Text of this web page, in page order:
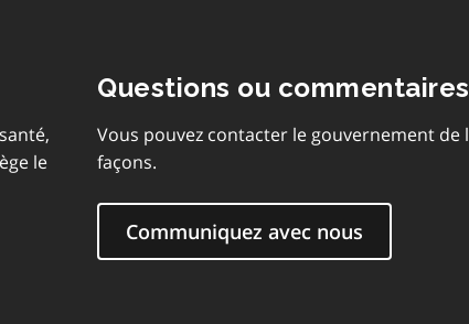
le
Questions ou commentaires
Vous pouvez contacter le gouvernement de
façons.
Communiquez avec nous